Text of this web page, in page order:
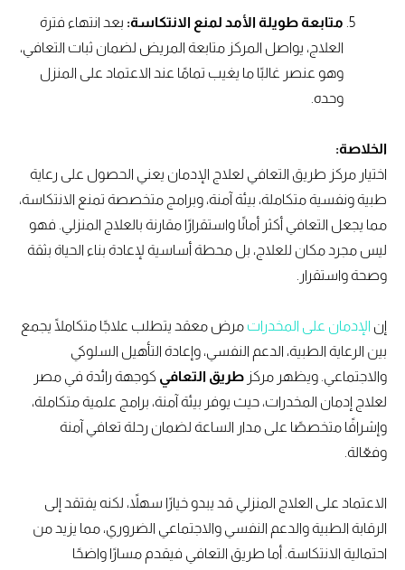
متابعة طويلة الأمد لمنع الانتكاسة:بعد انتهاء فترة
العلاج، يواصل المركز متابعة المريض لضمان ثبات التعافي،
وهو عنصر غالبًا ما يغيب تمامًا عند الاعتماد على المنزل
وحده.
الخلاصة:
اختيار مركز طريق التعافي لعلاج الإدمان يعني الحصول على رعاية
طبية ونفسية متكاملة، بيئة آمنة، وبرامج متخصصة تمنع الانتكاسة،
مما يجعل التعافي أكثر أمانًا واستقرارًا مقارنة بالعلاج المنزلي. فهو
ليس مجرد مكان للعلاج، بل محطة أساسية لإعادة بناء الحياة بثقة
وصحة واستقرار.
إنالإدمان على المخدراتمرض معقد يتطلب علاجًا متكاملًا يجمع
بين الرعاية الطبية، الدعم النفسي، وإعادة التأهيل السلوكي
والاجتماعي. ويظهر مركزطريق التعافي كوجهة رائدة في مصر
لعلاج إدمان المخدرات، حيث يوفر بيئة آمنة، برامج علمية متكاملة،
وإشرافًا متخصصًا على مدار الساعة لضمان رحلة تعافي آمنة
وفعّالة.
الاعتماد على العلاج المنزلي قد يبدو خيارًا سهلاً، لكنه يفتقد إلى
الرقابة الطبية والدعم النفسي والاجتماعي الضروري، مما يزيد من
احتمالية الانتكاسة. أما طريق التعافي فيقدم مسارًا واضحًا